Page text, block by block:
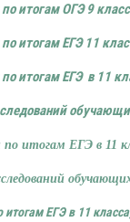
итогам ОГЭ 9
итогам ЕГЭ 11
итогам ЕГЭ в 11
итогам ЕГЭ в 11
ЕГЭ в 11